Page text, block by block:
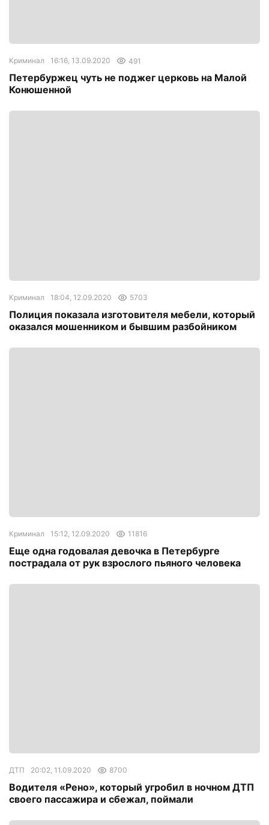
Криминал 16:16, 13.09.2020 491
Петербуржец чуть не поджег церковь на Малой
Конюшенной
Криминал 18:04, 12.09.2020 5703
Полиция показала изготовителя мебели, который
оказался мошенником и бывшим разбойником
Криминал 15:12, 12.09.2020 11816
Еще одна годовалая девочка в Петербурге
пострадала от рук взрослого пьяного человека
ДТП 20:02, 11.09.2020 8700
Водителя «Рено», который угробил в ночном ДТП
своего пассажира и сбежал, поймали